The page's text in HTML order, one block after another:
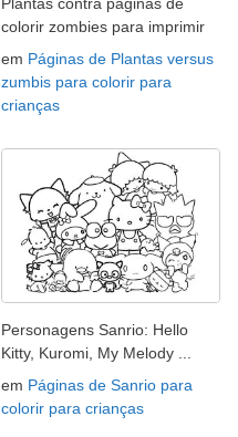
colorir zombies para imprimir
em Páginas de Plantas versus
zumbis para colorir para
crianças
Personagens Sanrio: Hello
Kitty, Kuromi, My Melody ...
em Páginas de Sanrio para
colorir para crianças